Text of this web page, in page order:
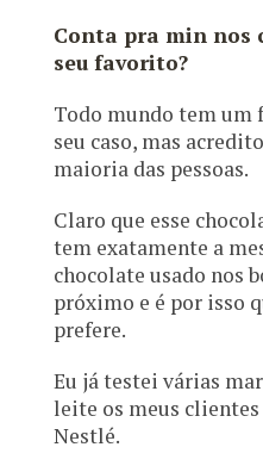
Conta pra min nos
seu favorito?
Todo mundo tem um
seu caso, mas
maioria das pessoas.
Claro que esse
tem exatamente a
chocolate usado nos
próximo e é por isso
prefere.
Eu já testei várias
leite os meus
Nestlé.